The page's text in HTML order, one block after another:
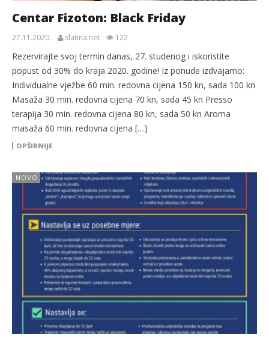
Centar Fizoton: Black Friday
27.11.2020. slatina.net 122
Rezervirajte svoj termin danas, 27. studenog i iskoristite
popust od 30% do kraja 2020. godine! Iz ponude izdvajamo:
Individualne vježbe 60 min. redovna cijena 150 kn, sada 100 kn
Masaža 30 min. redovna cijena 70 kn, sada 45 kn Presso
terapija 30 min. redovna cijena 80 kn, sada 50 kn Aroma
masaža 60 min. redovna cijena […]
OPŠIRNIJE
NOVO